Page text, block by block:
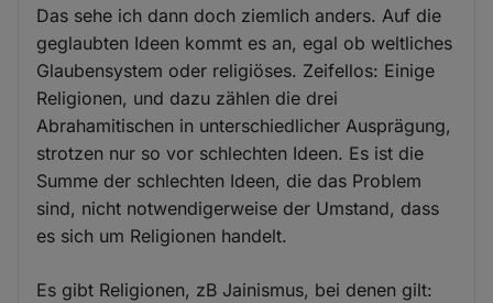
Das sehe ich dann doch ziemlich anders. Auf die
geglaubten Ideen kommt es an, egal ob weltliches
Glaubensystem oder religiöses. Zeifellos: Einige
Religionen, und dazu zählen die drei
Abrahamitischen in unterschiedlicher Ausprägung,
strotzen nur so vor schlechten Ideen. Es ist die
Summe der schlechten Ideen, die das Problem
sind, nicht notwendigerweise der Umstand, dass
es sich um Religionen handelt.
Es gibt Religionen, zB Jainismus, bei denen gilt: